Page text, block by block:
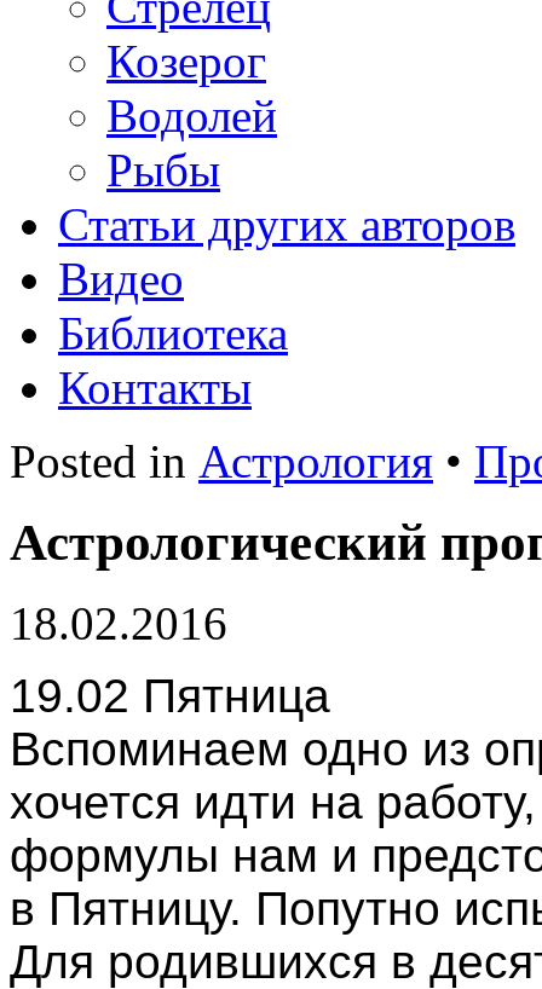
Козерог
Водолей
Рыбы
Статьи других авторов
Видео
Библиотека
Контакты
Posted in Астрология •
Астрологический
18.02.2016
19.02 Пятница
Вспоминаем одно из
хочется идти на
формулы нам и
в Пятницу. Попутно
Для родившихся в